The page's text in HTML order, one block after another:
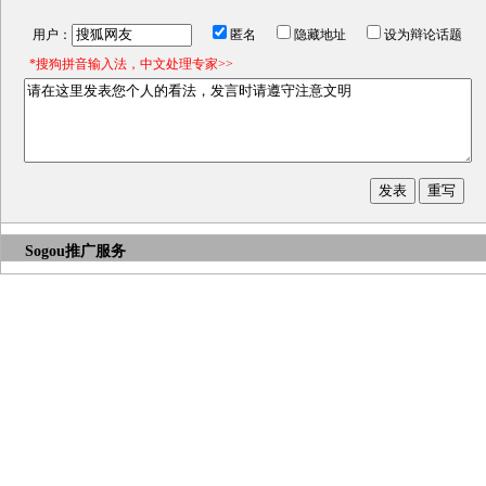
用户： 匿名 隐藏地址
设为辩论话题
*搜狗拼音输入法，中文处理专家>>
Sogou推广服务